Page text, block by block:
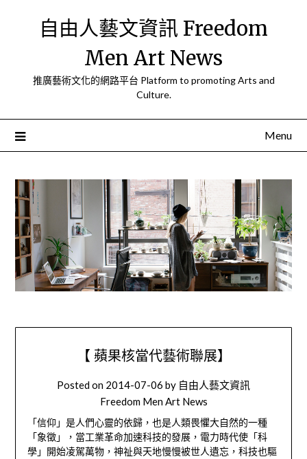
自由人藝文資訊 Freedom
Men Art News
推廣藝術文化的網路平台 Platform to promoting Arts and
Culture.
Menu
【 蘋果核當代藝術聯展】
Posted on 2014-07-06 by 自由人藝文資訊
Freedom Men Art News
「信仰」是人們心靈的依歸，也是人類畏懼大自然的一種
「象徵」，當工業革命加速科技的發展，電力時代使「科
學」開始凌駕萬物，神祉與天地慢慢被世人遺忘，科技也驅